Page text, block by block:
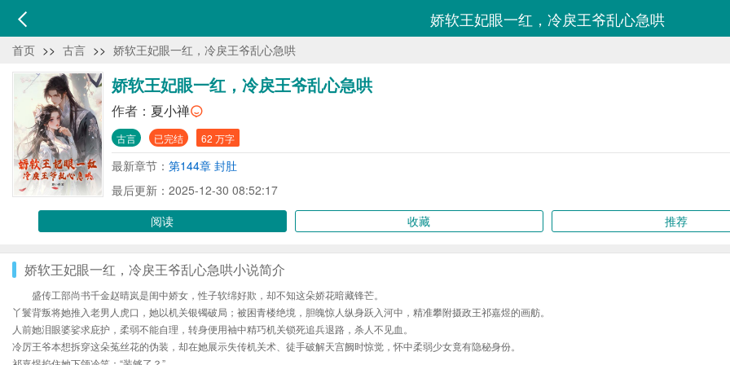
娇软王妃眼一红，冷戾王爷乱心急哄
首页 >> 古言 >> 娇软王妃眼一红，冷戾王爷乱心急哄
娇软王妃眼一红，冷戾王爷乱心急哄
作者： 夏小禅
古言 已完结 62 万字
最新章节： 第144章 封肚
最后更新：2025-12-30 08:52:17
阅读
收藏 推荐
娇软王妃眼一红，冷戾王爷乱心急哄小说简介
盛传工部尚书千金赵晴岚是闺中娇女，性子软绵好欺，却不知这朵娇花暗藏锋芒。
丫鬟背叛将她推入老男人虎口，她以机关银镯破局；被困青楼绝境，胆魄惊人纵身跃入河中，精准攀附摄政王祁嘉煜的画舫。
人前她泪眼婆娑求庇护，柔弱不能自理，转身便用袖中精巧机关锁死追兵退路，杀人不见血。
冷厉王爷本想拆穿这朵菟丝花的伪装，却在她展示失传机关术、徒手破解天宫阙时惊觉，怀中柔弱少女竟有隐秘身份。